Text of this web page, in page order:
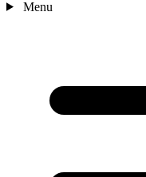
Menu